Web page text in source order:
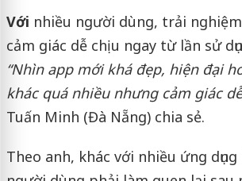
Với nhiều người dùng, trải
cảm giác dễ chịu ngay từ lần sử
“Nhìn app mới khá đẹp, hiện đại
khác quá nhiều nhưng cảm giác
Tuấn Minh (Đà Nẵng) chia sẻ.
Theo anh, khác với nhiều ứng